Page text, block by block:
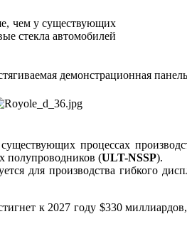
чем у существующих
стекла автомобилей
демонстрационная
процессах
полупроводников (ULT-NSSP).
для производства гибкого
к 2027 году $330